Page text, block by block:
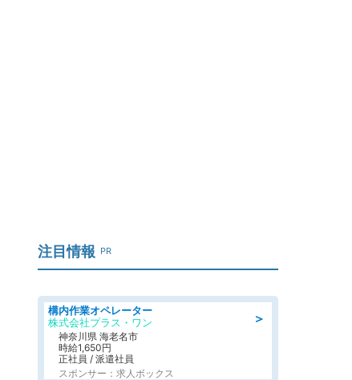
注目情報 PR
＞
構内作業オペレーター
株式会社プラス・ワン
神奈川県 海老名市
時給1,650円
正社員 / 派遣社員
スポンサー：求人ボックス